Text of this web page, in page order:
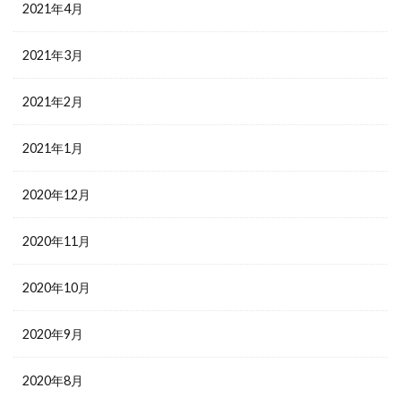
2021年4月
2021年3月
2021年2月
2021年1月
2020年12月
2020年11月
2020年10月
2020年9月
2020年8月